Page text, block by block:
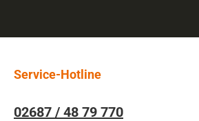
Service-Hotline
02687 / 48 79 770